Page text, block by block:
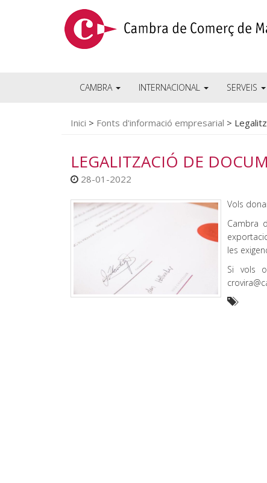
CAMBRA INTERNACIONAL SERVEIS
Inici > Fonts d'informació empresarial >
LEGALITZACIÓ DE
28-01-2022
Vols
Cambra
les
Si vols